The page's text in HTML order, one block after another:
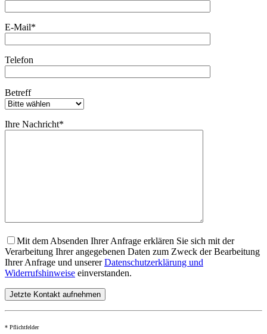
E-Mail*
Telefon
Betreff
Ihre Nachricht*
Mit dem Absenden Ihrer Anfrage erklären Sie sich mit der
Verarbeitung Ihrer angegebenen Daten zum Zweck der Bearbeitung
Ihrer Anfrage und unsererDatenschutzerklärung und
Widerrufshinweise einverstanden.
* Pflichtfelder